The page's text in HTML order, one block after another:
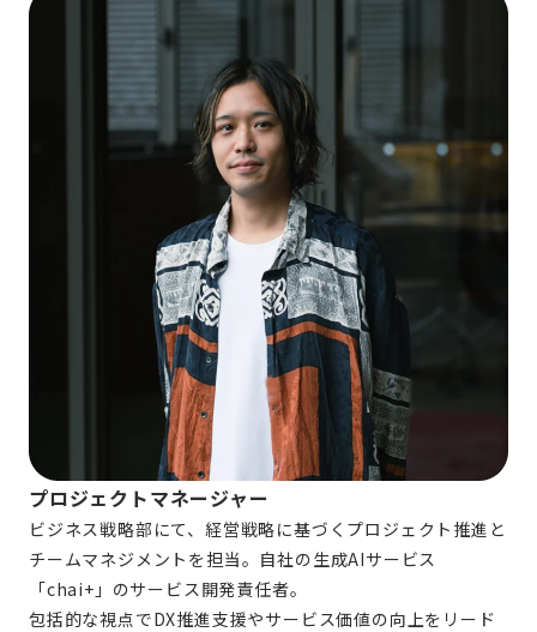
プロジェクトマネージャー
ビジネス戦略部にて、経営戦略に基づくプロジェクト推進と
チームマネジメントを担当。自社の生成AIサービス
「chai+」のサービス開発責任者。
包括的な視点でDX推進支援やサービス価値の向上をリード